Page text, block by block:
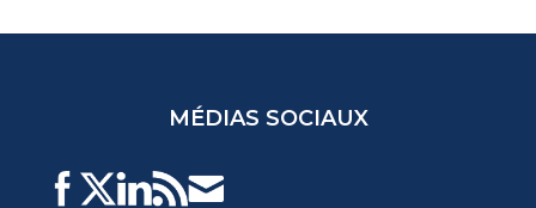
MÉDIAS SOCIAUX